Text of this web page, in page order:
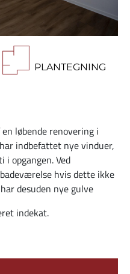
PLANTEGNING
løbende renovering i
indbefattet nye vinduer,
opgangen. Ved
hvis dette ikke
desuden nye gulve
indekat.